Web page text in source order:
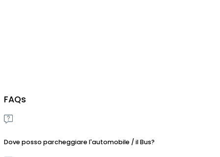
FAQs
Dove posso parcheggiare l'automobile / il Bus?